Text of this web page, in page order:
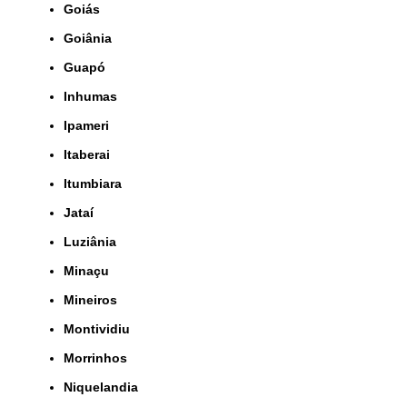
Goiás
Goiânia
Guapó
Inhumas
Ipameri
Itaberai
Itumbiara
Jataí
Luziânia
Minaçu
Mineiros
Montividiu
Morrinhos
Niquelandia